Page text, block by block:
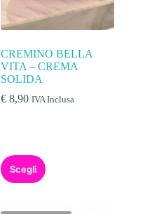
CREMINO BELLA
VITA – CREMA
SOLIDA
€ 8,90 IVA Inclusa
Scegli